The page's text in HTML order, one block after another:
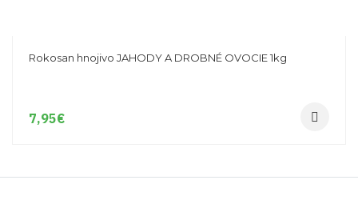
Rokosan hnojivo JAHODY A DROBNÉ OVOCIE 1kg
7,95€